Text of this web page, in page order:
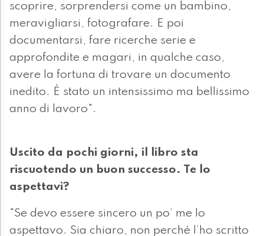
scoprire, sorprendersi come un bambino,
meravigliarsi, fotografare. E poi
documentarsi, fare ricerche serie e
approfondite e magari, in qualche caso,
avere la fortuna di trovare un documento
inedito. È stato un intensissimo ma bellissimo
anno di lavoro".
Uscito da pochi giorni, il libro sta
riscuotendo un buon successo. Te lo
aspettavi?
"Se devo essere sincero un po’ me lo
aspettavo. Sia chiaro, non perché l’ho scritto